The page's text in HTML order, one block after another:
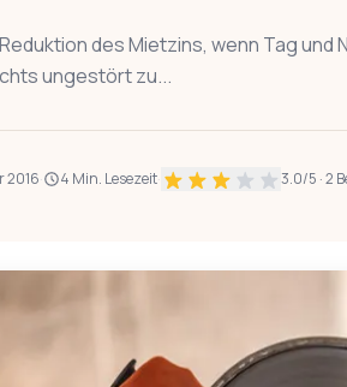
des Mietzins, wenn Tag und
ungestört zu...
2016· 4 Min. Lesezeit· 3.0/5 ·2